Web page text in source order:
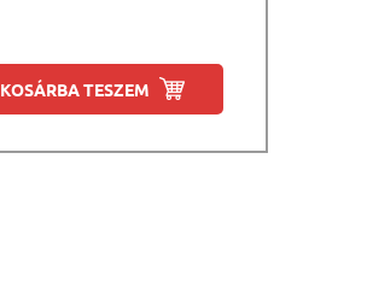
KOSÁRBA TESZEM